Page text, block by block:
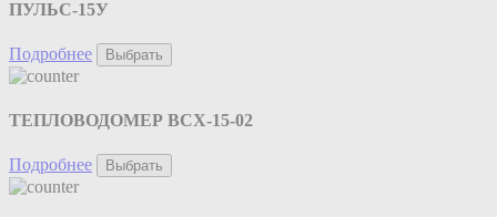
ПУЛЬС-15У
Подробнее Выбрать
ТЕПЛОВОДОМЕР ВСХ-15-02
Подробнее Выбрать